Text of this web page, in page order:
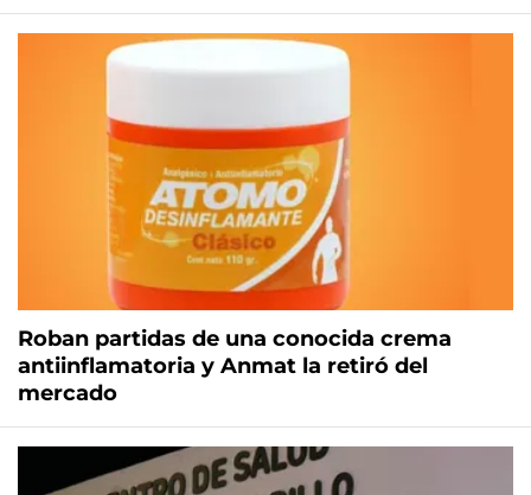
Roban partidas de una conocida crema
antiinflamatoria y Anmat la retiró del
mercado